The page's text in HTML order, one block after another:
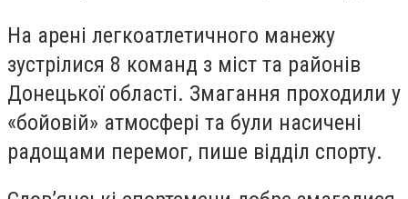
На арені легкоатлетичного манежу
зустрілися 8 команд з міст та районів
Донецької області. Змагання проходили у
«бойовій» атмосфері та були насичені
радощами перемог, пише відділ спорту.